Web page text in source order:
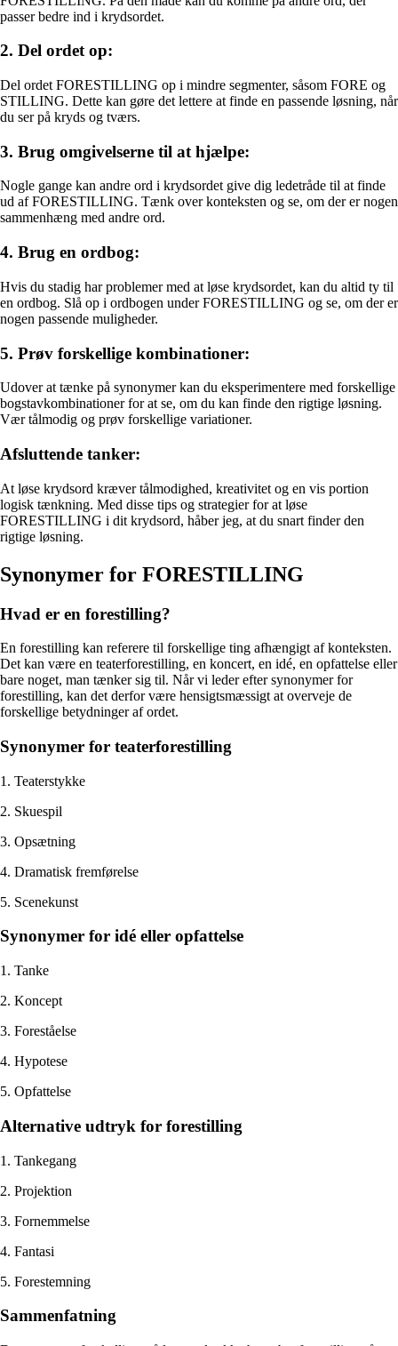
passer bedre ind i krydsordet.
2. Del ordet op:
Del ordet FORESTILLING op i mindre segmenter, såsom FORE og
STILLING. Dette kan gøre det lettere at finde en passende løsning, når
du ser på kryds og tværs.
3. Brug omgivelserne til at hjælpe:
Nogle gange kan andre ord i krydsordet give dig ledetråde til at finde
ud af FORESTILLING. Tænk over konteksten og se, om der er nogen
sammenhæng med andre ord.
4. Brug en ordbog:
Hvis du stadig har problemer med at løse krydsordet, kan du altid ty til
en ordbog. Slå op i ordbogen under FORESTILLING og se, om der er
nogen passende muligheder.
5. Prøv forskellige kombinationer:
Udover at tænke på synonymer kan du eksperimentere med forskellige
bogstavkombinationer for at se, om du kan finde den rigtige løsning.
Vær tålmodig og prøv forskellige variationer.
Afsluttende tanker:
At løse krydsord kræver tålmodighed, kreativitet og en vis portion
logisk tænkning. Med disse tips og strategier for at løse
FORESTILLING i dit krydsord, håber jeg, at du snart finder den
rigtige løsning.
Synonymer for FORESTILLING
Hvad er en forestilling?
En forestilling kan referere til forskellige ting afhængigt af konteksten.
Det kan være en teaterforestilling, en koncert, en idé, en opfattelse eller
bare noget, man tænker sig til. Når vi leder efter synonymer for
forestilling, kan det derfor være hensigtsmæssigt at overveje de
forskellige betydninger af ordet.
Synonymer for teaterforestilling
1. Teaterstykke
2. Skuespil
3. Opsætning
4. Dramatisk fremførelse
5. Scenekunst
Synonymer for idé eller opfattelse
1. Tanke
2. Koncept
3. Foreståelse
4. Hypotese
5. Opfattelse
Alternative udtryk for forestilling
1. Tankegang
2. Projektion
3. Fornemmelse
4. Fantasi
5. Forestemning
Sammenfatning